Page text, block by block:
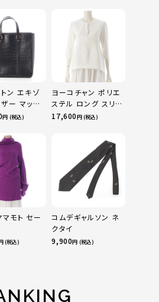
ン エキゾ
ー マット
ル スペシ
ラック
円 (税込)
ヨーコチャン ポリエ
ステル ロング スリー
ブ パール ブラウス
17,600円 (税込)
マモト セー
(税込)
コムデギャルソン ネ
クタイ
9,900円 (税込)